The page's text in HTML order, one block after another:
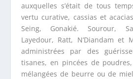
auxquelles s’était de tous
vertu curative, cassias et
Seing, Gonakié. Sourour,
Layedour, Ratt, N’Diandam et
administrées par des
tisanes, en pincées de
mélangées de beurre ou de